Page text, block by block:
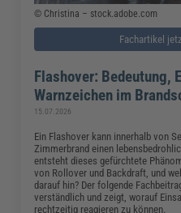
© Christina – stock.adobe.com
Fachartikel
Flashover: Bedeutung,
Warnzeichen im
15.07.2026
Ein Flashover kann innerhalb von
Zimmerbrand einen
entsteht dieses gefürchtete
von Rollover und Backdraft, und
darauf hin? Der folgende
verständlich und zeigt, worauf
rechtzeitig reagieren zu können.